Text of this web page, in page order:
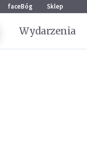
faceBóg Sklep
Wydarzenia